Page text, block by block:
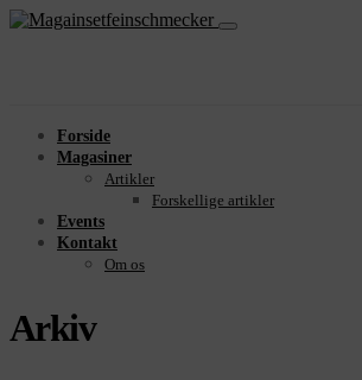
Forside
Magasiner
Artikler
Forskellige artikler
Events
Kontakt
Om os
Arkiv